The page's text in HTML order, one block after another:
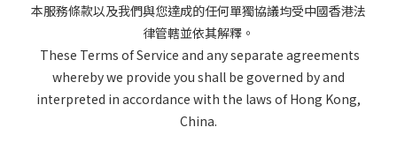
本服務條款以及我們與您達成的任何單獨協議均受中國香港法
律管轄並依其解釋。
These Terms of Service and any separate agreements
whereby we provide you shall be governed by and
interpreted in accordance with the laws of Hong Kong,
China.